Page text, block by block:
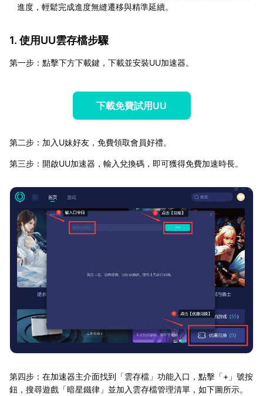
進度，輕鬆完成進度無縫遷移與精準延續。
1. 使用UU雲存檔步驟
第一步：點擊下方下載鍵，下載並安裝UU加速器。
下載免費試用UU
第二步：加入U妹好友，免費領取會員好禮。
第三步：開啟UU加速器，輸入兌換碼，即可獲得免費加速時長。
第四步：在加速器主介面找到「雲存檔」功能入口，點擊「+」號按
鈕，搜尋遊戲「暗星鐵律」並加入雲存檔管理清單，如下圖所示。